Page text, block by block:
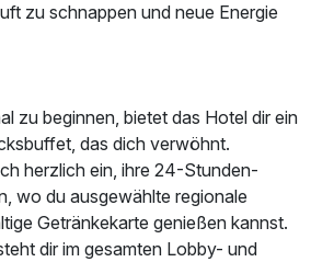
zu schnappen und neue Energie
zu beginnen, bietet das Hotel dir ein
das dich verwöhnt.
herzlich ein, ihre 24-Stunden-
wo du ausgewählte regionale
Getränkekarte genießen kannst.
dir im gesamten Lobby- und